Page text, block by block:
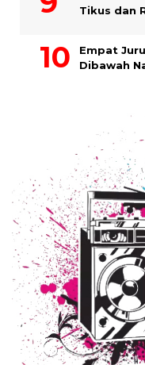
Tikus dan
Empat
Dibawah